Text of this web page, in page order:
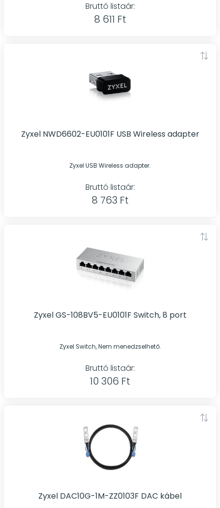
Bruttó listaár:
8 611 Ft
Zyxel NWD6602-EU0101F USB Wireless adapter
Zyxel USB Wireless adapter.
Bruttó listaár:
8 763 Ft
Zyxel GS-108BV5-EU0101F Switch, 8 port
Zyxel Switch, Nem menedzselhető.
Bruttó listaár:
10 306 Ft
Zyxel DAC10G-1M-ZZ0103F DAC kábel